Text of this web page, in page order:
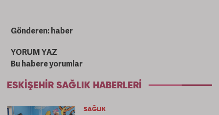
Gönderen: haber
YORUM YAZ
Bu habere yorumlar
ESKIŞEHIR SAĞLIK HABERLERI
SAĞLIK